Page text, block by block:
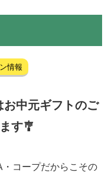
情報
中元ギフトのご
す🎐
コープだからこその